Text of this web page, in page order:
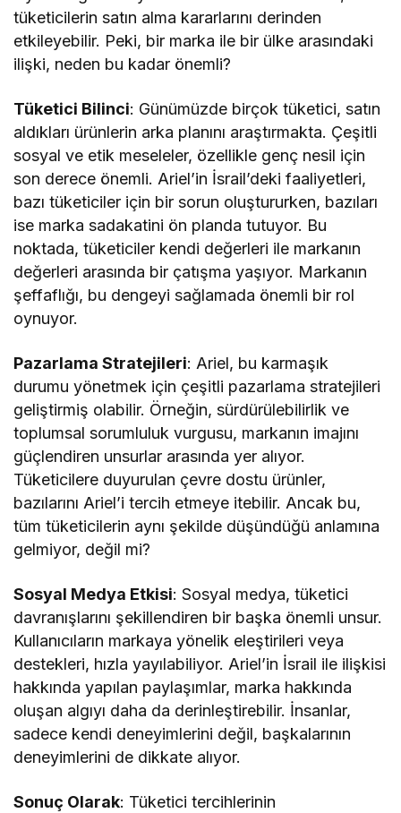
tüketicilerin satın alma kararlarını derinden
etkileyebilir. Peki, bir marka ile bir ülke arasındaki
ilişki, neden bu kadar önemli?
Tüketici Bilinci: Günümüzde birçok tüketici, satın
aldıkları ürünlerin arka planını araştırmakta. Çeşitli
sosyal ve etik meseleler, özellikle genç nesil için
son derece önemli. Ariel’in İsrail’deki faaliyetleri,
bazı tüketiciler için bir sorun oluştururken, bazıları
ise marka sadakatini ön planda tutuyor. Bu
noktada, tüketiciler kendi değerleri ile markanın
değerleri arasında bir çatışma yaşıyor. Markanın
şeffaflığı, bu dengeyi sağlamada önemli bir rol
oynuyor.
Pazarlama Stratejileri: Ariel, bu karmaşık
durumu yönetmek için çeşitli pazarlama stratejileri
geliştirmiş olabilir. Örneğin, sürdürülebilirlik ve
toplumsal sorumluluk vurgusu, markanın imajını
güçlendiren unsurlar arasında yer alıyor.
Tüketicilere duyurulan çevre dostu ürünler,
bazılarını Ariel’i tercih etmeye itebilir. Ancak bu,
tüm tüketicilerin aynı şekilde düşündüğü anlamına
gelmiyor, değil mi?
Sosyal Medya Etkisi: Sosyal medya, tüketici
davranışlarını şekillendiren bir başka önemli unsur.
Kullanıcıların markaya yönelik eleştirileri veya
destekleri, hızla yayılabiliyor. Ariel’in İsrail ile ilişkisi
hakkında yapılan paylaşımlar, marka hakkında
oluşan algıyı daha da derinleştirebilir. İnsanlar,
sadece kendi deneyimlerini değil, başkalarının
deneyimlerini de dikkate alıyor.
Sonuç Olarak: Tüketici tercihlerinin